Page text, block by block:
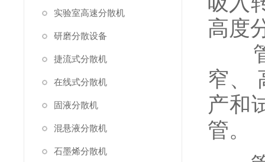
实验室高速分散机
研磨分散设备
捷流式分散机
在线式分散机
固液分散机
混悬液分散机
石墨烯分散机
高度
管
窄、
产和
管。